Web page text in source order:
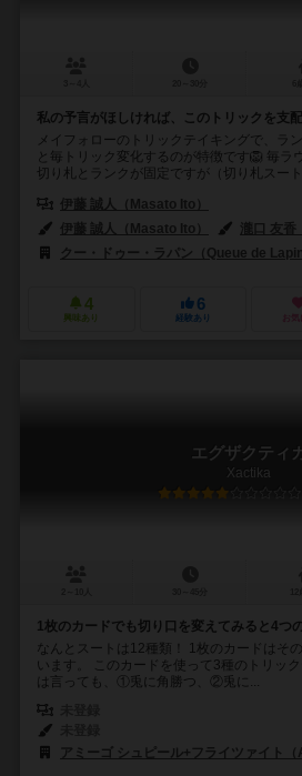
私の予言がほしければ、このトリックを支配
メイフォローのトリックテイキングで、ラ
と毎トリック変化するのが特徴です🦁 毎ラ
切り札とランクが固定ですが（切り札スー
伊藤 誠人（Masato Ito）
伊藤 誠人（Masato Ito）
瀧口 友香
クー・ドゥー・ラパン（Queue de Lapin
4
興味あり
6
経験あり お
エグザクティ
Xactika
1枚のカードでも切り口を変えてみると4つ
なんとスートは12種類！ 1枚のカードはそ
います。 このカードを使って3種のトリッ
は言っても、①兎に角勝つ、②兎に...
アミーゴ シュピール+フライツァイト